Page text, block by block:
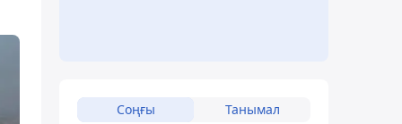
Соңғы Танымал